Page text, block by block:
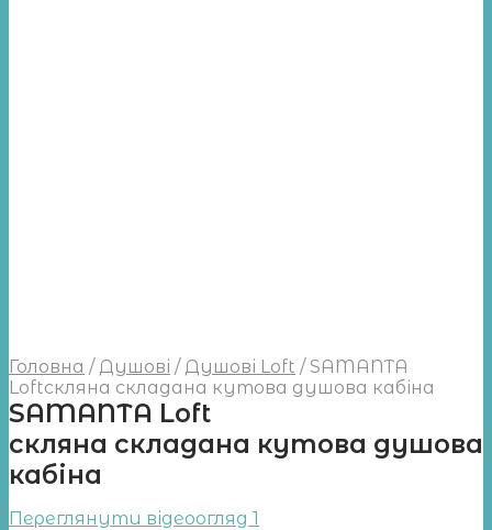
Головна / Душові / Душові Loft /SAMANTA
Loftcкляна складана кутова душова кабіна
SAMANTA Loft
cкляна складана кутова душова
кабіна
Переглянути відеоогляд 1